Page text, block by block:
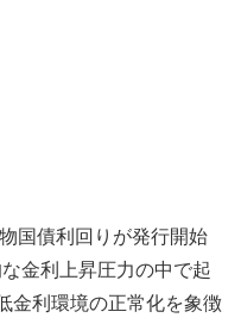
国債利回りが発行開始
金利上昇圧力の中で起
金利環境の正常化を象徴